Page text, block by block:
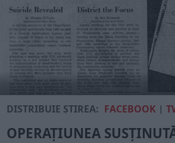
DISTRIBUIE ȘTIREA: FACEBOOK |
OPERAȚIUNEA